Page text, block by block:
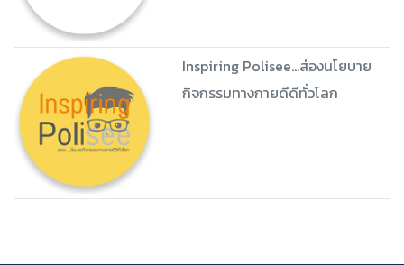
Inspiring Polisee...ส่องนโยบาย
กิจกรรมทางกายดีดีทั่วโลก